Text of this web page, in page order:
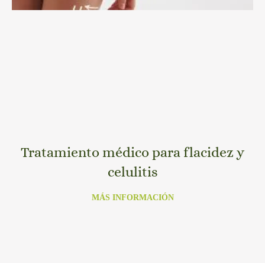
Tratamiento médico para flacidez y
celulitis
MÁS INFORMACIÓN